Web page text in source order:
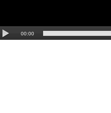
00:00